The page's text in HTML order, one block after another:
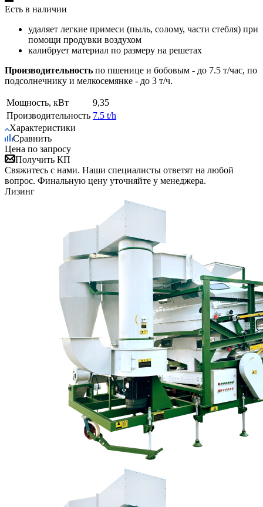
Есть в наличии
удаляет легкие примеси (пыль, солому, части стебля) при
помощи продувки воздухом
калибрует материал по размеру на решетах
Производительность по пшенице и бобовым - до 7.5 т/час, по
подсолнечнику и мелкосемянке - до 3 т/ч.
Мощность, кВт
9,35
Производительность 7.5 t/h
Характеристики
Сравнить
Цена по запросу
Получить КП
Свяжитесь с нами. Наши специалисты ответят на любой
вопрос. Финальную цену уточняйте у менеджера.
Лизинг